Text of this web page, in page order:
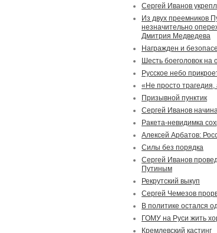
Сергей Иванов
Из двух преемников
незначительно
Дмитрия Медведева
Награжден и
Шесть боеголовок на
Русское небо
«Не просто трагедия,
Призывной пунктик
Сергей Иванов
Ракета-невидимка
Алексей Арбатов:
Силы без порядка
Сергей Иванов
Путиным
Рекрутский выкуп
Сергей Чемезов
В политике остался
ГОМУ на Руси жить
Кремлевский кастинг